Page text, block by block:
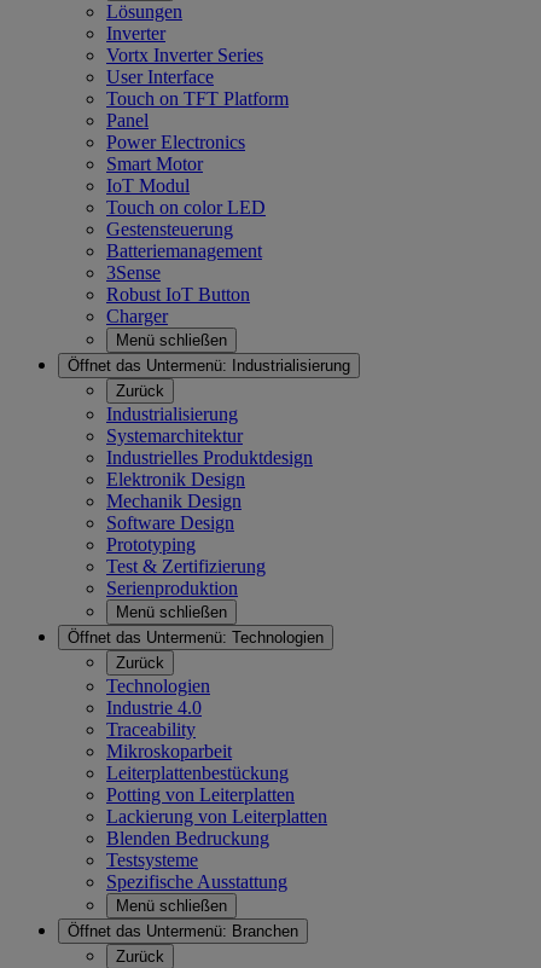
Lösungen
Inverter
Vortx Inverter Series
User Interface
Touch on TFT Platform
Panel
Power Electronics
Smart Motor
IoT Modul
Touch on color LED
Gestensteuerung
Batteriemanagement
3Sense
Robust IoT Button
Charger
Menü schließen
Öffnet das Untermenü:
Industrialisierung
Zurück
Industrialisierung
Systemarchitektur
Industrielles Produktdesign
Elektronik Design
Mechanik Design
Software Design
Prototyping
Test & Zertifizierung
Serienproduktion
Menü schließen
Öffnet das Untermenü: Technologien
Zurück
Technologien
Industrie 4.0
Traceability
Mikroskoparbeit
Leiterplattenbestückung
Potting von Leiterplatten
Lackierung von Leiterplatten
Blenden Bedruckung
Testsysteme
Spezifische Ausstattung
Menü schließen
Öffnet das Untermenü: Branchen
Zurück